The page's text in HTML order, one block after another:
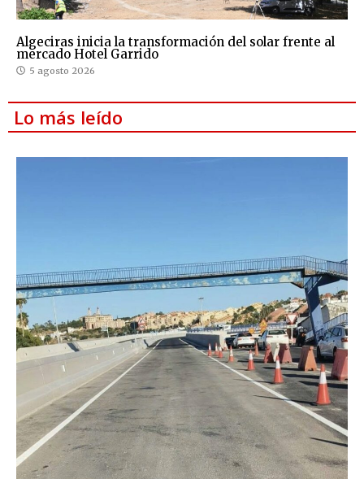
Algeciras inicia la transformación del solar frente al
mercado Hotel Garrido
5 agosto 2026
Lo más leído